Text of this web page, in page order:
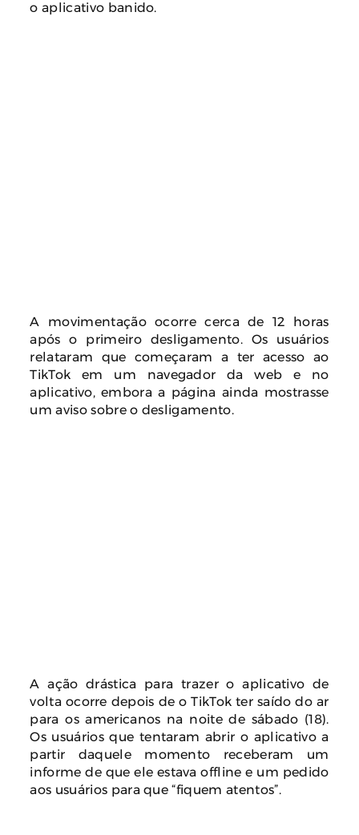
o aplicativo banido.
A movimentação ocorre cerca de 12 horas
após o primeiro desligamento. Os usuários
relataram que começaram a ter acesso ao
TikTok em um navegador da web e no
aplicativo, embora a página ainda mostrasse
um aviso sobre o desligamento.
A ação drástica para trazer o aplicativo de
volta ocorre depois de o TikTok ter saído do ar
para os americanos na noite de sábado (18).
Os usuários que tentaram abrir o aplicativo a
partir daquele momento receberam um
informe de que ele estava offline e um pedido
aos usuários para que “fiquem atentos”.